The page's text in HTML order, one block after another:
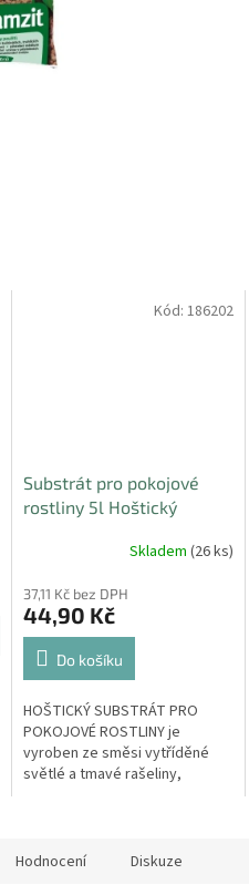
Substrát pro pokojové
rostliny 5l Hoštický
Skladem (26 ks)
37,11 Kč bez DPH
44,90 Kč
Do košíku
HOŠTICKÝ SUBSTRÁT PRO
POKOJOVÉ ROSTLINY je
vyroben ze směsi vytříděné
světlé a tmavé rašeliny,
Kód: 186202
Hodnocení Diskuze